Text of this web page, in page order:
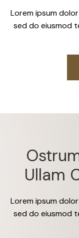
Lorem ipsum
sed do eiusmod
Ullam
Lorem ipsum
sed do eiusmod